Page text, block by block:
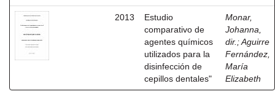
2013
Estudio
comparativo de
agentes químicos
utilizados para la
disinfección de
cepillos dentales"
Monar,
Johanna,
dir. ;Aguirre
Fernández,
María
Elizabeth